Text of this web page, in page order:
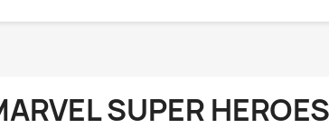
SUPER HEROES